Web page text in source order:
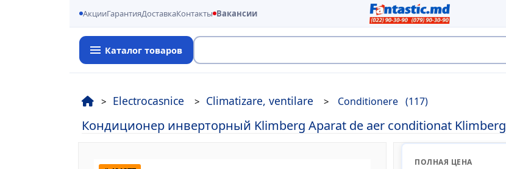
АкцииГарантияДоставкаКонтакты Вакансии
Каталог товаров
Electrocasnice Climatizare, ventilare Conditionere (117)
Кондиционер инверторный Klimberg Aparat de aer conditionat Klimberg
ПОЛНАЯ ЦЕНА